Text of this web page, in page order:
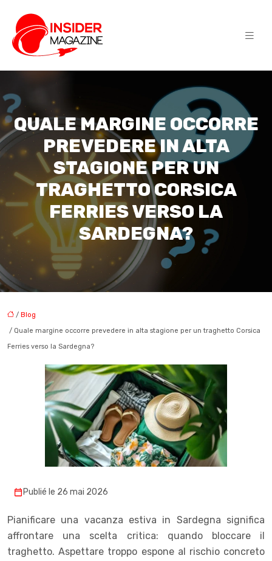
QUALE MARGINE OCCORRE
PREVEDERE IN ALTA
STAGIONE PER UN
TRAGHETTO CORSICA
FERRIES VERSO LA
SARDEGNA?
/ Blog
/ Quale margine occorre prevedere in alta stagione per un traghetto Corsica
Ferries verso la Sardegna?
Publié le 26 mai 2026
Pianificare una vacanza estiva in Sardegna significa
affrontare una scelta critica: quando bloccare il
traghetto. Aspettare troppo espone al rischio concreto